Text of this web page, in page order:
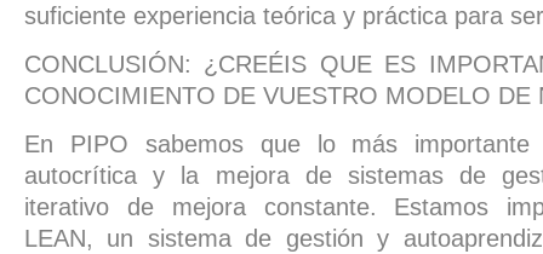
suficiente experiencia teórica y práctica para
CONCLUSIÓN: ¿CREÉIS QUE ES
CONOCIMIENTO DE VUESTRO MODELO DE
En PIPO sabemos que lo más
autocrítica y la mejora de sistemas de
iterativo de mejora constante. Estamos
LEAN, un sistema de gestión y